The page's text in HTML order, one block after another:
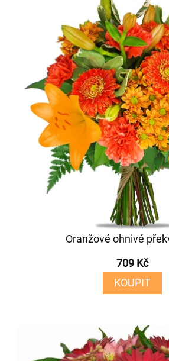
Oranžové ohnivé
709 Kč
KOUPIT